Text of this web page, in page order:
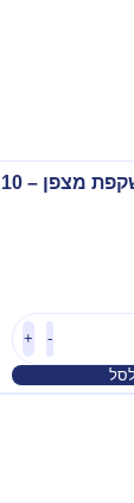
– 10 יח'
+